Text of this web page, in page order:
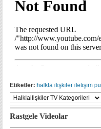
Etiketler: halkla ilişkiler iletişim
Rastgele Videolar